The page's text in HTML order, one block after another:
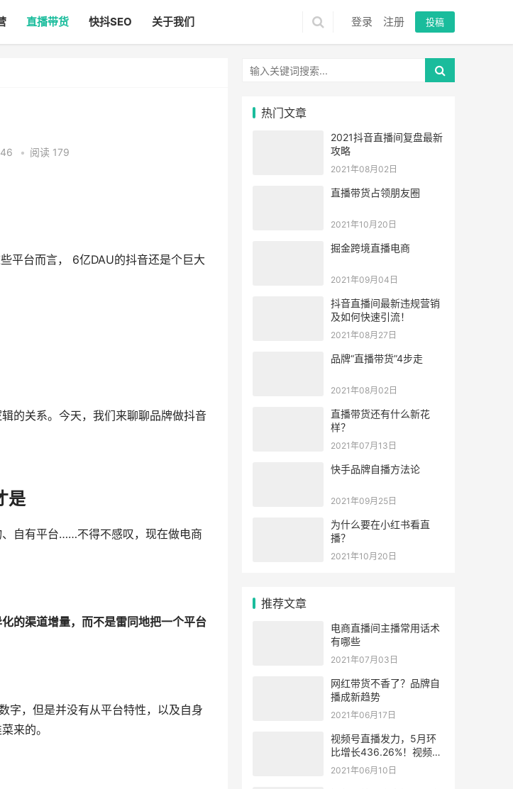
直播带货 快抖SEO 关于我们 登录 注册 投稿
• 阅读 179
平台而言， 6亿DAU的抖音还是个巨大
的关系。今天，我们来聊聊品牌做抖音
是
自有平台……不得不感叹，现在做电商
的渠道增量，而不是雷同地把一个平台
字，但是并没有从平台特性，以及自身
来的。
热门文章
2021抖音直播间复盘最新
攻略
2021年08月02日
直播带货占领朋友圈
2021年10月20日
掘金跨境直播电商
2021年09月04日
抖音直播间最新违规营销
及如何快速引流！
2021年08月27日
品牌“直播带货”4步走
2021年08月02日
直播带货还有什么新花
样？
2021年07月13日
快手品牌自播方法论
2021年09月25日
为什么要在小红书看直
播？
2021年10月20日
推荐文章
电商直播间主播常用话术
有哪些
2021年07月03日
网红带货不香了？品牌自
播成新趋势
2021年06月17日
视频号直播发力，5月环
比增长436.26%！视频号
直播有哪些新机会
2021年06月10日